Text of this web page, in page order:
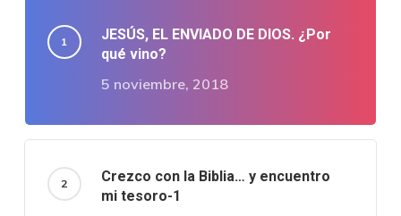
JESÚS, EL ENVIADO DE DIOS. ¿Por
qué vino?
5 noviembre, 2018
Crezco con la Biblia… y encuentro
mi tesoro-1